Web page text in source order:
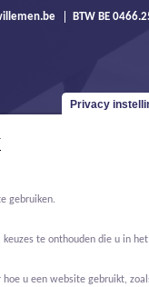
BTW BE
Privacy
gebruiken.
te onthouden die u in
u een website gebruikt,